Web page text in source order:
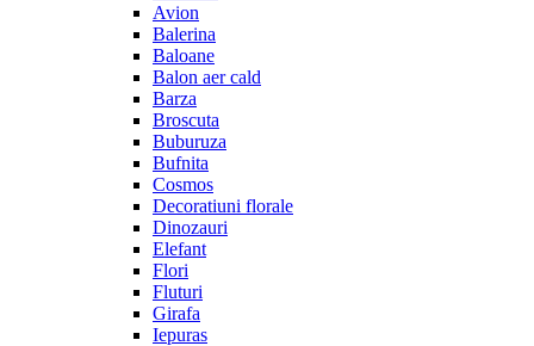
Avion
Balerina
Baloane
Balon aer cald
Barza
Broscuta
Buburuza
Bufnita
Cosmos
Decoratiuni florale
Dinozauri
Elefant
Flori
Fluturi
Girafa
Iepuras